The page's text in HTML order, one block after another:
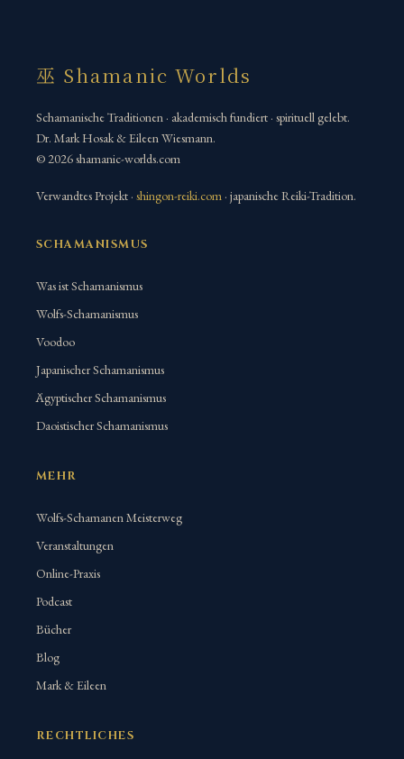
巫 Shamanic Worlds
Schamanische Traditionen · akademisch fundiert · spirituell gelebt.
Dr. Mark Hosak & Eileen Wiesmann.
© 2026 shamanic-worlds.com
Verwandtes Projekt · shingon-reiki.com · japanische Reiki-Tradition.
SCHAMANISMUS
Was ist Schamanismus
Wolfs-Schamanismus
Voodoo
Japanischer Schamanismus
Ägyptischer Schamanismus
Daoistischer Schamanismus
MEHR
Wolfs-Schamanen Meisterweg
Veranstaltungen
Online-Praxis
Podcast
Bücher
Blog
Mark & Eileen
RECHTLICHES